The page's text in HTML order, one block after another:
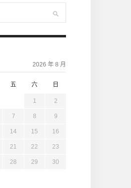
2026 年 8 月
五 六 日
1 2
7 8 9
14 15 16
21 22 23
28 29 30